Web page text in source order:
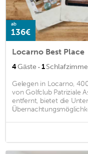
ab
136€
Locarno Best Place
4Gäste · 1
Gelegen in Locarno,
von Golfclub Patriziale
entfernt, bietet die